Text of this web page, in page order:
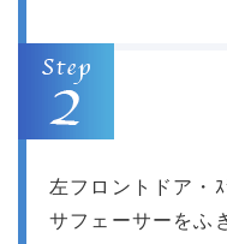
左フロントドア・
サフェーサーをふ